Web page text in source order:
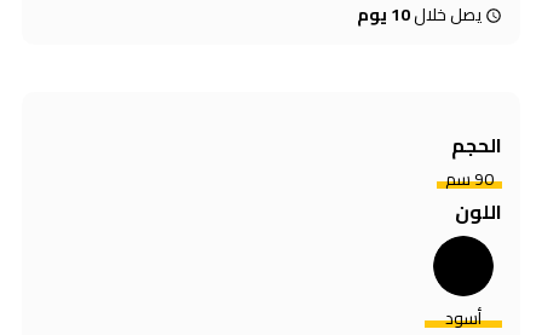
يصل خلال10 يوم
الحجم
90 سم
اللون
أسود